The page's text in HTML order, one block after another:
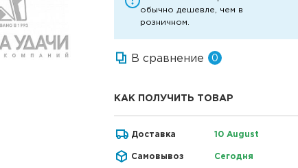
обычно дешевле, чем в
розничном.
В сравнение 0
КАК ПОЛУЧИТЬ ТОВАР
Доставка 10 August
Самовывоз Сегодня